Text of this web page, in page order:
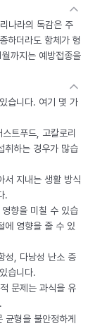
나라의 독감은 주
하더라도 항체가 형
까지는 예방접종을
습니다. 여기 몇 가
트푸드, 고칼로리
취하는 경우가 많습
서 지내는 생활 방식
.
향을 미칠 수 있습
에 영향을 줄 수 있
성, 다낭성 난소 증
습니다.
문제는 과식을 유
형을 불안정하게